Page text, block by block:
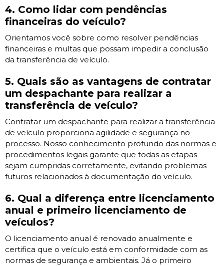
4. Como lidar com pendências
financeiras do veículo?
Orientamos você sobre como resolver pendências
financeiras e multas que possam impedir a conclusão
da transferência de veículo.
5. Quais são as vantagens de contratar
um despachante para realizar a
transferência de veículo?
Contratar um despachante para realizar a transferência
de veículo proporciona agilidade e segurança no
processo. Nosso conhecimento profundo das normas e
procedimentos legais garante que todas as etapas
sejam cumpridas corretamente, evitando problemas
futuros relacionados à documentação do veículo.
6. Qual a diferença entre licenciamento
anual e primeiro licenciamento de
veículos?
O licenciamento anual é renovado anualmente e
certifica que o veículo está em conformidade com as
normas de segurança e ambientais. Já o primeiro